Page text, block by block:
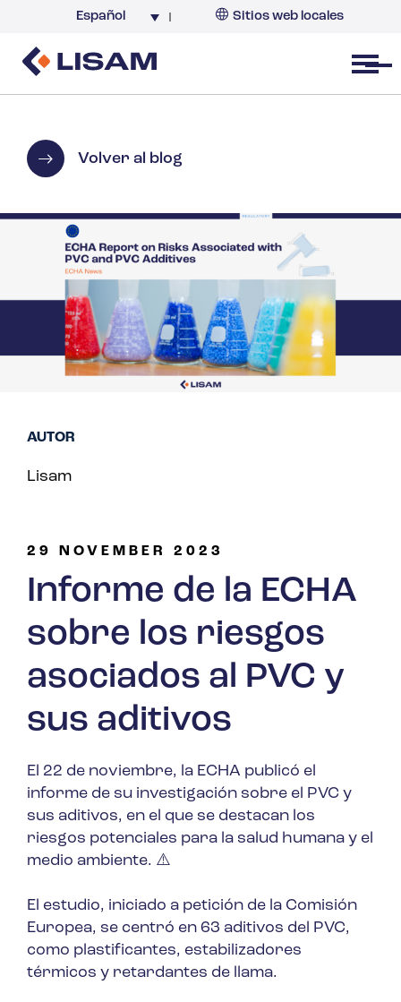
Español Sitios web locales
Open menu
Volver al blog
29 NOVEMBER 2023
Informe de la ECHA
sobre los riesgos
asociados al PVC y
sus aditivos
El 22 de noviembre, la ECHA publicó el
informe de su investigación sobre el PVC y
sus aditivos, en el que se destacan los
riesgos potenciales para la salud humana y el
medio ambiente. ⚠️
El estudio, iniciado a petición de la Comisión
Europea, se centró en 63 aditivos del PVC,
como plastificantes, estabilizadores
térmicos y retardantes de llama.
AUTOR
Lisam